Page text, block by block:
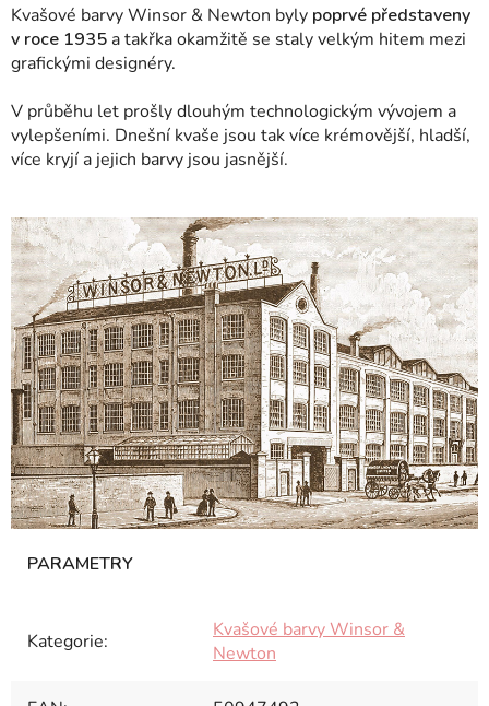
Kvašové barvy Winsor & Newton byly poprvé představeny
v roce 1935 a takřka okamžitě se staly velkým hitem mezi
grafickými designéry.
V průběhu let prošly dlouhým technologickým vývojem a
vylepšeními. Dnešní kvaše jsou tak více krémovější, hladší,
více kryjí a jejich barvy jsou jasnější.
Kategorie:
Kvašové barvy Winsor &
Newton